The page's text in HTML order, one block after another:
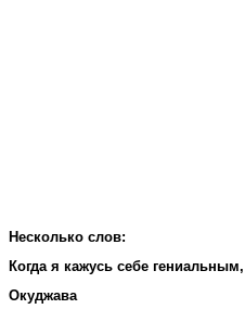
Несколько слов:
Когда я кажусь себе
Окуджава